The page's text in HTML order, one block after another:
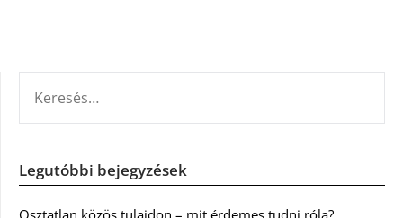
Legutóbbi bejegyzések
Osztatlan közös tulajdon – mit érdemes tudni róla?